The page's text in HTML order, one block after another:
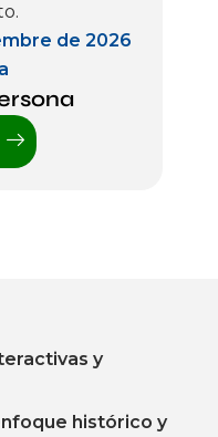
de 2026
y
histórico y